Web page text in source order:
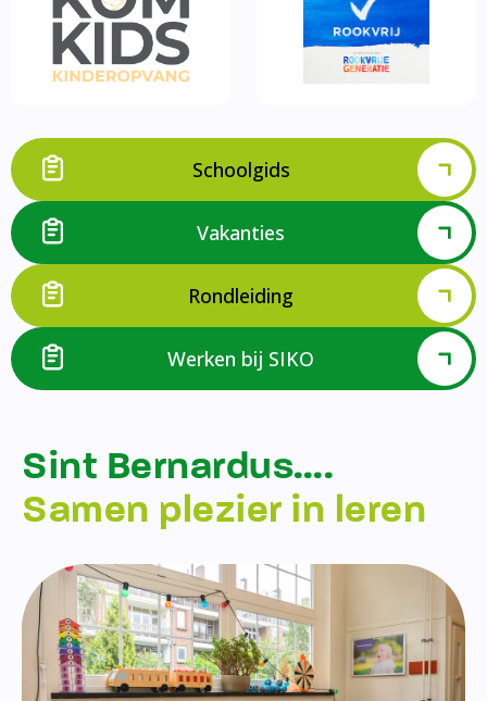
Schoolgids
Vakanties
Rondleiding
Werken bij SIKO
Sint Bernardus….
Samen plezier in leren